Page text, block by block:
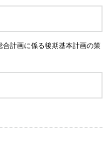
計画に係る後期基本計画の策